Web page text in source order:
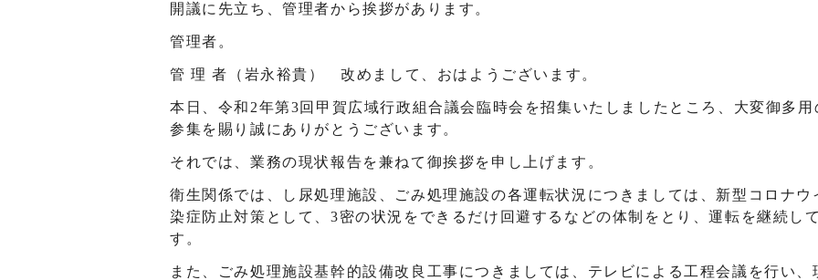
開議に先立ち、管理者から挨拶があります。
管理者。
管 理 者（岩永裕貴） 改めまして、おはようございます。
本日、令和2年第3回甲賀広域行政組合議会臨時会を招集いたしましたところ、大変御多用
参集を賜り誠にありがとうございます。
それでは、業務の現状報告を兼ねて御挨拶を申し上げます。
衛生関係では、し尿処理施設、ごみ処理施設の各運転状況につきましては、新型コロナウ
染症防止対策として、3密の状況をできるだけ回避するなどの体制をとり、運転を継続し
す。
また、ごみ処理施設基幹的設備改良工事につきましては、テレビによる工程会議を行い、